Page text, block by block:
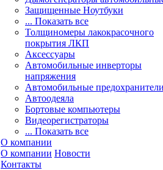
Защищенные Ноутбуки
... Показать все
Толщиномеры лакокрасочного
покрытия ЛКП
Аксессуары
Автомобильные инверторы
напряжения
Автомобильные
Автоодеяла
Бортовые компьютеры
Видеорегистраторы
... Показать все
О компании
О компании Новости
Контакты